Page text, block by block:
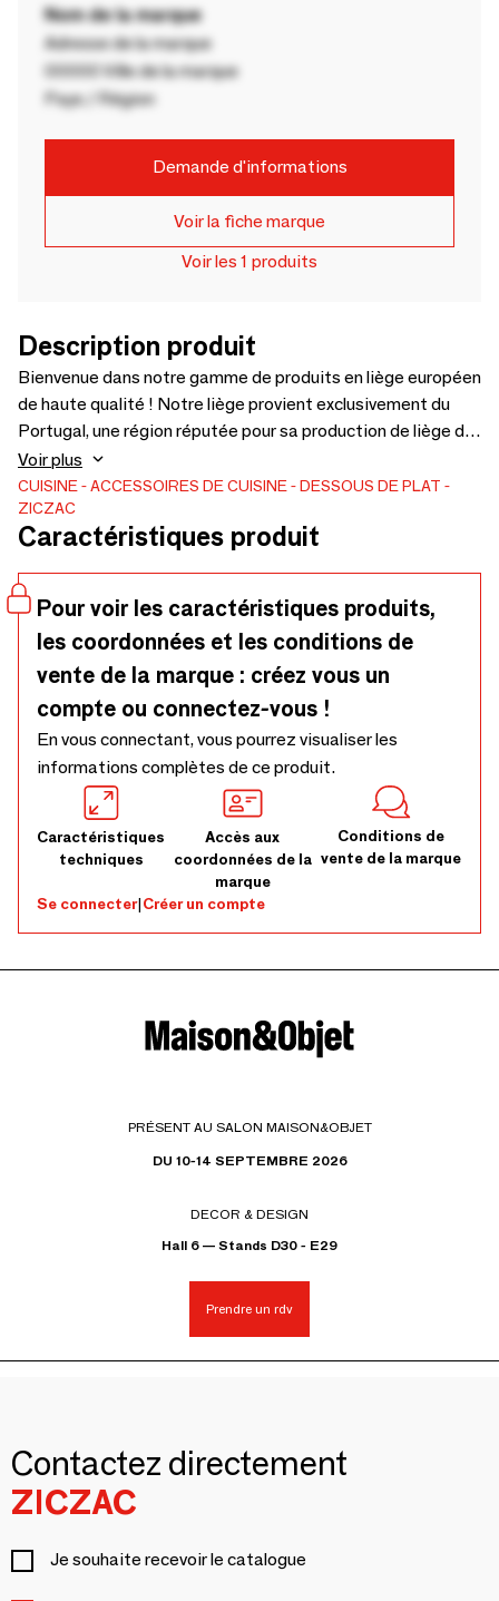
Nom de la marque
Adresse de la marque
00000 Ville de la marque
Pays / Région
Demande d'informations
Voir la fiche marque
Voir les 1 produits
Description produit
Bienvenue dans notre gamme de produits en liège européen
de haute qualité ! Notre liège provient exclusivement du
Portugal, une région réputée pour sa production de liège de
qualité supérieure. Nous sommes fiers de notre
engagement en faveur de la durabilité et de la
responsabilité environnementale, c'est pourquoi nous
n'utilisons que du liège certifié FSC provenant de forêts
Voir plus
CUISINE ACCESSOIRES DE CUISINE
DESSOUS DE PLAT
ZICZAC
Caractéristiques produit
Pour voir les caractéristiques produits,
les coordonnées et les conditions de
vente de la marque : créez vous un
compte ou connectez-vous !
En vous connectant, vous pourrez visualiser les
informations complètes de ce produit.
Caractéristiques
techniques
Accès aux
coordonnées de la
marque
Conditions de
vente de la marque
Se connecter|Créer un compte
PRÉSENT AU SALON MAISON&OBJET
DU 10-14 SEPTEMBRE 2026
DECOR & DESIGN
Hall 6 — Stands D30 - E29
Prendre un rdv
Contactez directement
ZICZAC
Je souhaite recevoir le catalogue